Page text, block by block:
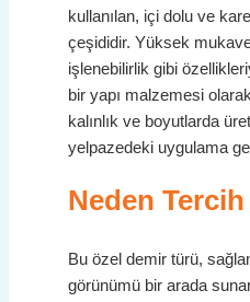
kullanılan, içi dolu ve
çeşididir. Yüksek
işlenebilirlik gibi
bir yapı malzemesi
kalınlık ve boyutlarda
yelpazedeki uygulama
Neden
Bu özel demir türü,
görünümü bir arada